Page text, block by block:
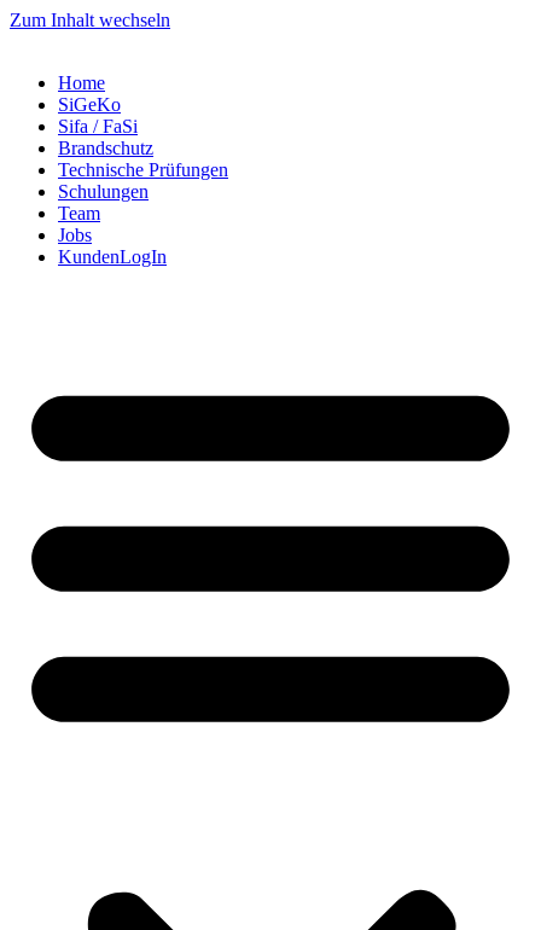
Zum Inhalt wechseln
Home
SiGeKo
Sifa / FaSi
Brandschutz
Technische Prüfungen
Schulungen
Team
Jobs
KundenLogIn